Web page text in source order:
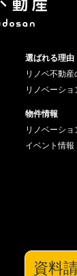
資料
選ばれる理由
リノベ不動
リノベーシ
物件情報
リノベーショ
イベント情報
Inc All Rights